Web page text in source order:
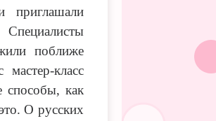
приглашали
поближе
класс
способы, как
О русских